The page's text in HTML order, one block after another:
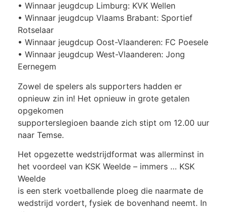
• Winnaar jeugdcup Limburg: KVK Wellen
• Winnaar jeugdcup Vlaams Brabant: Sportief
Rotselaar
• Winnaar jeugdcup Oost-Vlaanderen: FC Poesele
• Winnaar jeugdcup West-Vlaanderen: Jong
Eernegem
Zowel de spelers als supporters hadden er
opnieuw zin in! Het opnieuw in grote getalen
opgekomen
supporterslegioen baande zich stipt om 12.00 uur
naar Temse.
Het opgezette wedstrijdformat was allerminst in
het voordeel van KSK Weelde – immers … KSK
Weelde
is een sterk voetballende ploeg die naarmate de
wedstrijd vordert, fysiek de bovenhand neemt. In